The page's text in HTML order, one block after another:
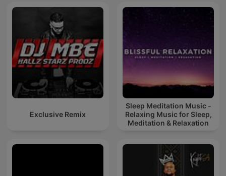
Exclusive Remix
Sleep Meditation Music -
Relaxing Music for Sleep,
Meditation & Relaxation